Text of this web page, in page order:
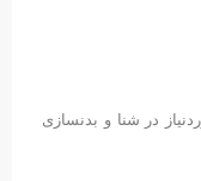
در شنا و بدنسازی